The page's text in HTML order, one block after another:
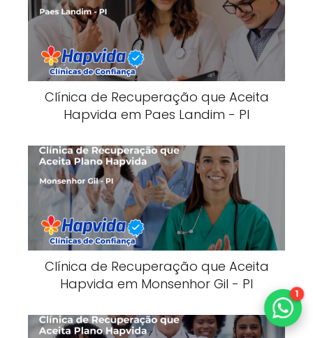
Clínica de Recuperação que Aceita
Hapvida em Paes Landim - PI
Clínica de Recuperação que Aceita
Hapvida em Monsenhor Gil - PI
1